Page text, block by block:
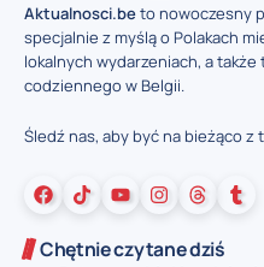
Aktualnosci.beto nowoczesny
specjalnie z myślą o Polakach
lokalnych wydarzeniach, a
codziennego w Belgii.
Śledź nas, aby być na bieżąco z
Chętnie czytane dziś